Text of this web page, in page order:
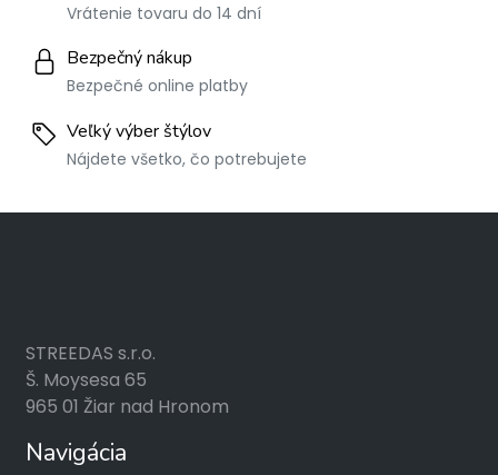
Vrátenie tovaru do 14 dní
Bezpečný nákup
Bezpečné online platby
Veľký výber štýlov
Nájdete všetko, čo potrebujete
STREEDAS s.r.o.
Š. Moysesa 65
965 01 Žiar nad Hronom
Navigácia